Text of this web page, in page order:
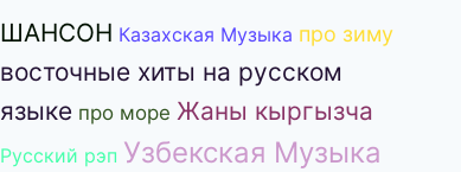
ШАНСОН Казахская Музыка про зиму
восточные хиты на русском
языке про море Жаны кыргызча
Русский рэп Узбекская Музыка